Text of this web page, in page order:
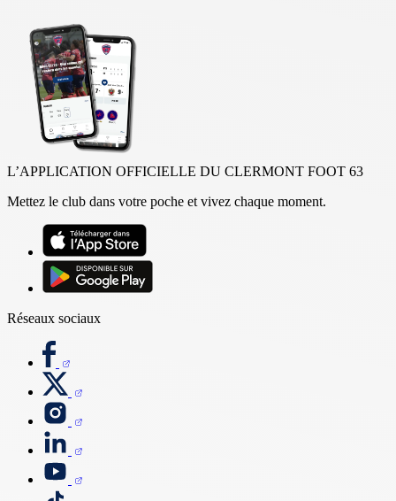
L’APPLICATION OFFICIELLE DU CLERMONT FOOT 63
Mettez le club dans votre poche et vivez chaque moment.
Réseaux sociaux